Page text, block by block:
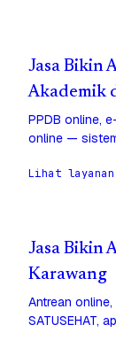
Jasa Bikin
Akademik
PPDB online,
online —
Lihat
Jasa Bikin
Karawang
Antrean
SATUSEHAT,